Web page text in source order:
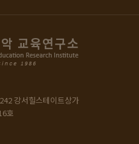
강서힐스테이트상가
호